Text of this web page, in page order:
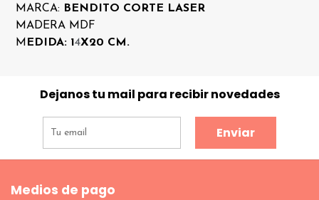
MARCA: BENDITO CORTE LASER
MADERA MDF
MEDIDA: 14X20 CM.
Dejanos tu mail para recibir novedades
Enviar
Medios de pago